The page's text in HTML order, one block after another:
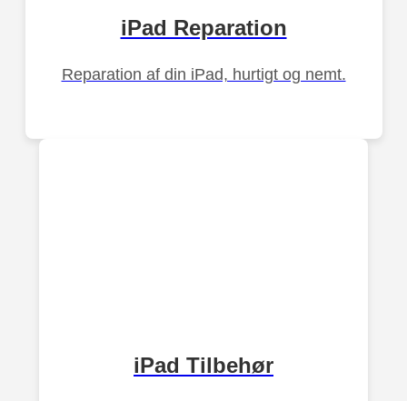
iPad Reparation
Reparation af din iPad, hurtigt og nemt.
iPad Tilbehør